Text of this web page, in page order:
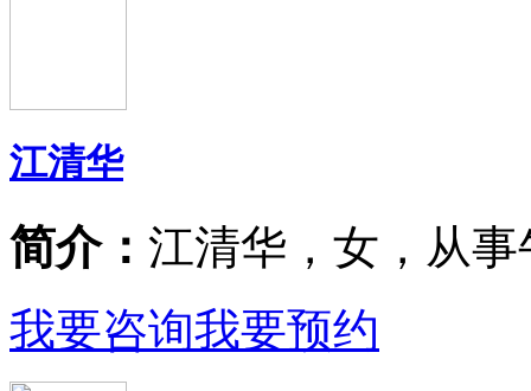
江清华
简介： 江清华，女，从事
我要咨询我要预约